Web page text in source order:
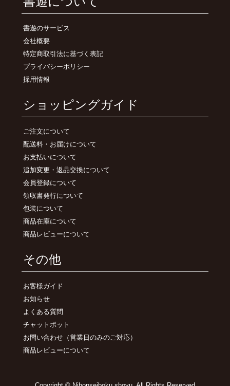
書遊のサービス
会社概要
特定商取引法に基づく表記
プライバシーポリシー
採用情報
ショッピングガイド
ご注文について
配送料・お届けについて
お支払いについて
追加変更・返品交換について
会員登録について
領収書発行について
包装について
商品在庫について
商品レビューについて
その他
お客様ガイド
お知らせ
よくある質問
チャットボット
お問い合わせ （営業日のみのご対応）
商品レビューについて